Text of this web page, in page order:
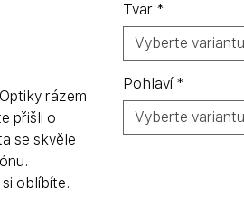
rázem
přišli o
se skvěle
oblíbíte.
Tvar *
Vyberte variantu
Pohlaví *
Vyberte variantu